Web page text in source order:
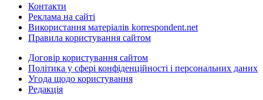
Контакти
Реклама на сайті
Використання матеріалів korrespondent.net
Правила користування сайтом
Договір користування сайтом
Політика у сфері конфіденційності і персональних даних
Угода щодо користування
Редакція